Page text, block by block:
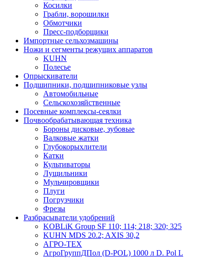
Косилки
Грабли, ворошилки
Обмотчики
Пресс-подборщики
Импортные сельхозмашины
Ножи и сегменты режущих аппаратов
KUHN
Полесье
Опрыскиватели
Подшипники, подшипниковые узлы
Автомобильные
Сельскохозяйственные
Посевные комплексы-сеялки
Почвообрабатывающая техника
Бороны дисковые, зубовые
Валковые жатки
Глубокорыхлители
Катки
Культиваторы
Лущильники
Мульчировщики
Плуги
Погрузчики
Фрезы
Разбрасыватели удобрений
KOBLiK Group SF 110; 114; 218; 320; 325
KUHN MDS 20.2; AXIS 30,2
АГРО-ТЕХ
АгроГруппДПол (D-POL) 1000 л D. Pol L